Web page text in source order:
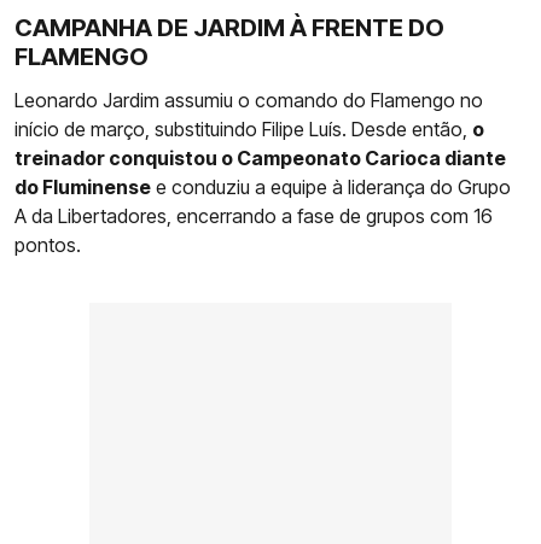
CAMPANHA DE JARDIM À FRENTE DO
FLAMENGO
Leonardo Jardim assumiu o comando do Flamengo no
início de março, substituindo Filipe Luís. Desde então, o
treinador conquistou o Campeonato Carioca diante
do Fluminense e conduziu a equipe à liderança do Grupo
A da Libertadores, encerrando a fase de grupos com 16
pontos.